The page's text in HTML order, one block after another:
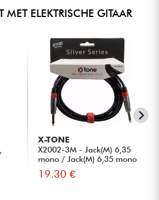
ELEKTRISCHE GITAAR
X-TONE
X2002-3M - Jack(M) 6,35
mono / Jack(M) 6,35 mono
S...
19.30 €